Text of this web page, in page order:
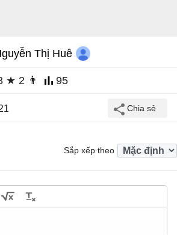
Thị Huê
★ 2 👨 95
Sắp xếp theo